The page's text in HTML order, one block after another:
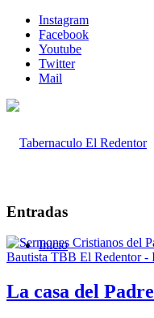
Instagram
Facebook
Youtube
Twitter
Mail
Inicio
Entradas
La casa del Padre